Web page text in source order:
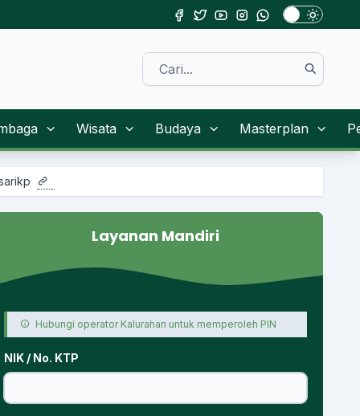
Wisata Budaya Masterplan
Layanan Mandiri
Hubungi operator Kalurahan untuk memperoleh PIN
NIK / No. KTP